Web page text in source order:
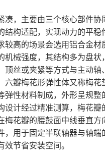
凑，主要由三个核心部件
结构适配，实现动力的平
较高的场景会选用铝合金
机械强度，其结构多为盘
顶丝或夹紧等方式与主动
六瓣梅花形弹性体又称梅
弹性材料制成，外形呈规
设计经过精准测算，梅花
花瓣的腰鼓面中线垂直方
，用于固定半联轴器与轴
节省安装空间。